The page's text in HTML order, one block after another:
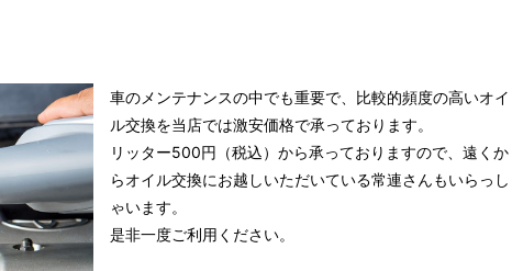
車のメンテナンスの中でも重要で、比較的頻度の高いオイ
ル交換を当店では激安価格で承っております。
リッター500円（税込）から承っておりますので、遠くか
らオイル交換にお越しいただいている常連さんもいらっし
ゃいます。
是非一度ご利用ください。